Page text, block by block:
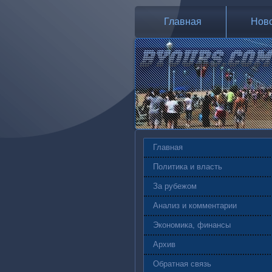
Главная
Главная
Политика и власть
За рубежом
Анализ и комментарии
Экономика, финансы
Архив
Обратная связь